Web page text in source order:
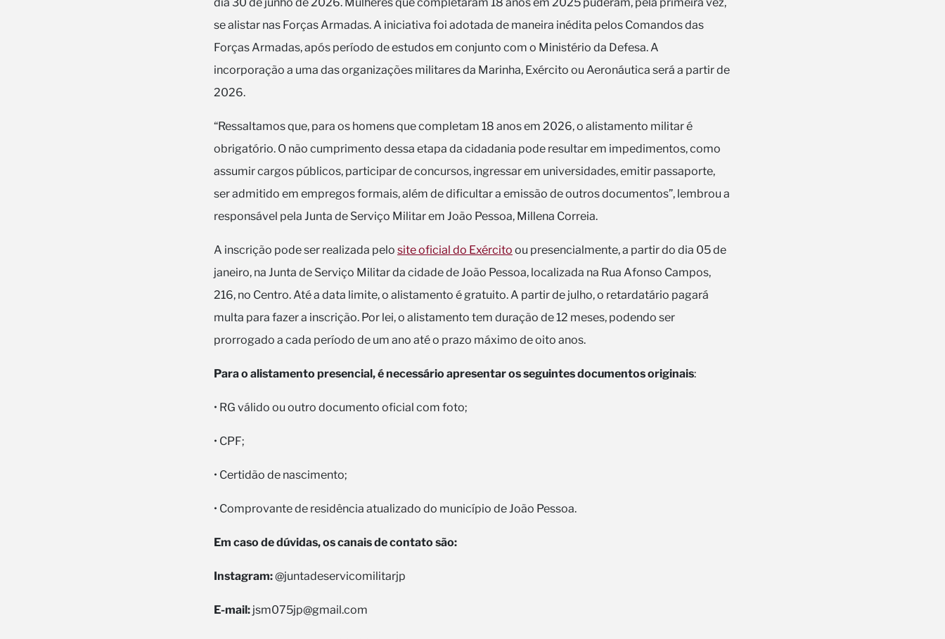
se alistar nas Forças Armadas. A iniciativa foi adotada de maneira inédita pelos Comandos das
Forças Armadas, após período de estudos em conjunto com o Ministério da Defesa. A
incorporação a uma das organizações militares da Marinha, Exército ou Aeronáutica será a partir de
2026.
“Ressaltamos que, para os homens que completam 18 anos em 2026, o alistamento militar é
obrigatório. O não cumprimento dessa etapa da cidadania pode resultar em impedimentos, como
assumir cargos públicos, participar de concursos, ingressar em universidades, emitir passaporte,
ser admitido em empregos formais, além de dificultar a emissão de outros documentos”, lembrou a
responsável pela Junta de Serviço Militar em João Pessoa, Millena Correia.
A inscrição pode ser realizada pelo site oficial do Exército ou presencialmente, a partir do dia 05 de
janeiro, na Junta de Serviço Militar da cidade de João Pessoa, localizada na Rua Afonso Campos,
216, no Centro. Até a data limite, o alistamento é gratuito. A partir de julho, o retardatário pagará
multa para fazer a inscrição. Por lei, o alistamento tem duração de 12 meses, podendo ser
prorrogado a cada período de um ano até o prazo máximo de oito anos.
Para o alistamento presencial, é necessário apresentar os seguintes documentos originais:
• RG válido ou outro documento oficial com foto;
• CPF;
• Certidão de nascimento;
• Comprovante de residência atualizado do município de João Pessoa.
Em caso de dúvidas, os canais de contato são:
Instagram:@juntadeservicomilitarjp
E-mail: jsm075jp@gmail.com